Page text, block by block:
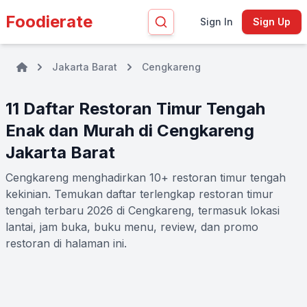
Foodierate Sign In Sign Up
Jakarta Barat Cengkareng
11 Daftar Restoran Timur Tengah
Enak dan Murah di Cengkareng
Jakarta Barat
Cengkareng menghadirkan 10+ restoran timur tengah
kekinian. Temukan daftar terlengkap restoran timur
tengah terbaru 2026 di Cengkareng, termasuk lokasi
lantai, jam buka, buku menu, review, dan promo
restoran di halaman ini.